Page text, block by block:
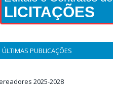
LICITAÇÕES
ÚLTIMAS PUBLICAÇÕES
2025-2028